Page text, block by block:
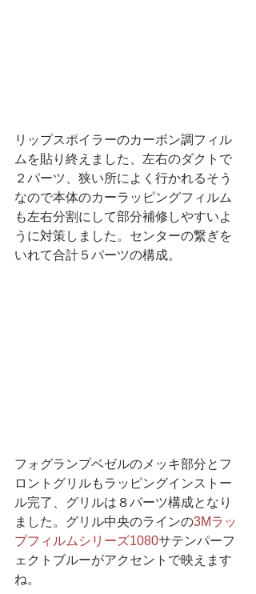
リップスポイラーのカーボン調フィル
ムを貼り終えました、左右のダクトで
２パーツ、狭い所によく行かれるそう
なので本体のカーラッピングフィルム
も左右分割にして部分補修しやすいよ
うに対策しました。センターの繋ぎを
いれて合計５パーツの構成。
フォグランプベゼルのメッキ部分とフ
ロントグリルもラッピングインストー
ル完了、グリルは８パーツ構成となり
ました。グリル中央のラインの3Mラッ
プフィルムシリーズ1080サテンパーフ
ェクトブルーがアクセントで映えます
ね。